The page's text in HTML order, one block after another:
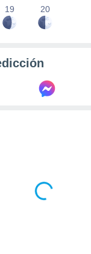
19 20